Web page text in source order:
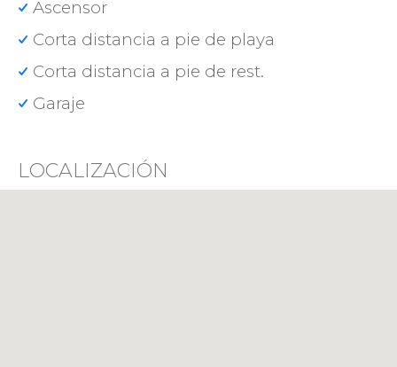
Ascensor
Corta distancia a pie de playa
Corta distancia a pie de rest.
Garaje
LOCALIZACIÓN